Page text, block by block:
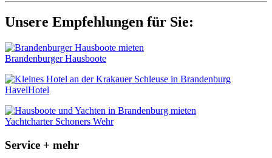
Unsere Empfehlungen für Sie:
Brandenburger Hausboote
HavelHotel
Yachtcharter Schoners Wehr
Service + mehr